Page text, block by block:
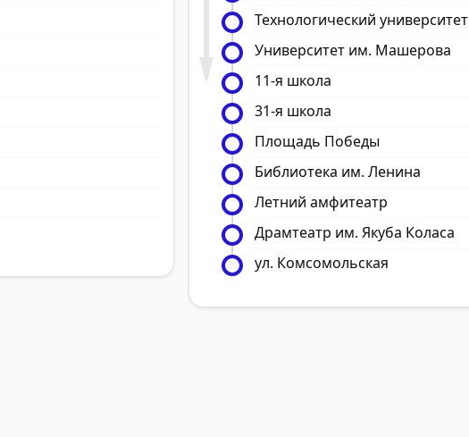
Технологический университет
Университет им. Машерова
11-я школа
31-я школа
Площадь Победы
Библиотека им. Ленина
Летний амфитеатр
Драмтеатр им. Якуба Коласа
ул. Комсомольская